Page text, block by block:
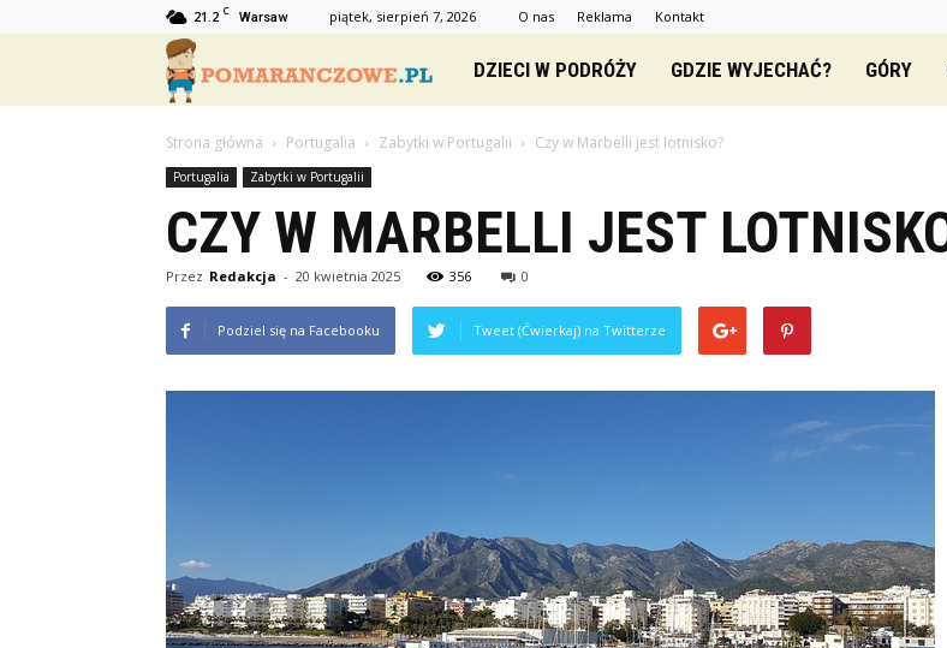
21.2 C Warsaw piątek, sierpień 7, 2026 O nas Reklama Kontakt
Pomaranczowe.pl
DZIECI W PODRÓŻY GDZIE WYJECHAĆ? GÓRY
Strona główna Portugalia Zabytki w Portugalii Czy w Marbelli jest lotnisko?
Portugalia Zabytki w Portugalii
CZY W MARBELLI JEST
Przez Redakcja - 20 kwietnia 2025 356 0
Podziel się na Facebooku Tweet (Ćwierkaj) na Twitterze